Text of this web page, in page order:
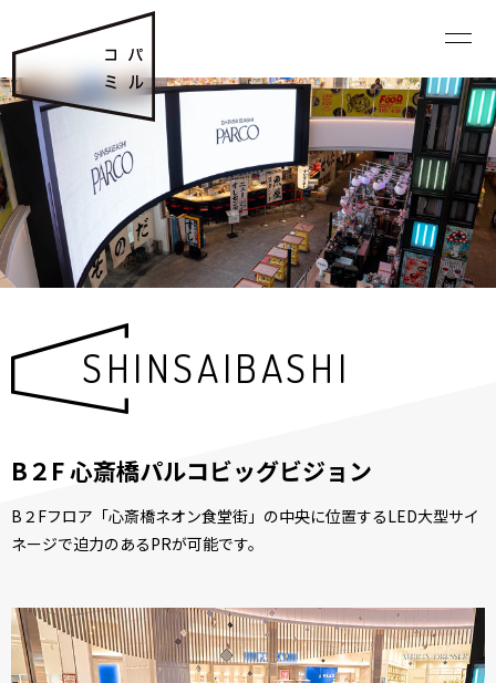
SHINSAIBASHI
B２F 心斎橋パルコビッグビジョン
B２Fフロア「心斎橋ネオン食堂街」の中央に位置するLED大型サイ
ネージで迫力のあるPRが可能です。